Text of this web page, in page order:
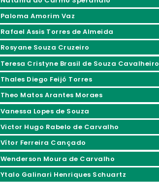
Paloma Amorim Vaz
Rafael Assis Torres de Almeida
Rosyane Souza Cruzeiro
Teresa Cristyne Brasil de Souza Cavalheiro
Thales Diego Feijó Torres
Theo Matos Arantes Moraes
Vanessa Lopes de Souza
Victor Hugo Rabelo de Carvalho
Vítor Ferreira Cançado
Wenderson Moura de Carvalho
Ytalo Galinari Henriques Schuartz